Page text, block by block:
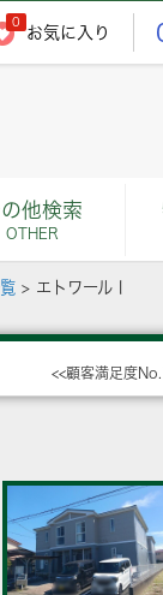
0
お気に入り
他検索
OTHER
> エトワールⅠ
<<顧客満足度